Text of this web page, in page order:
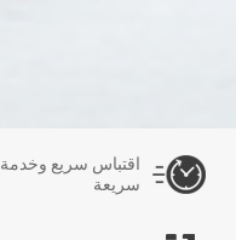
اقتباس سريع وخدمة
سريعة